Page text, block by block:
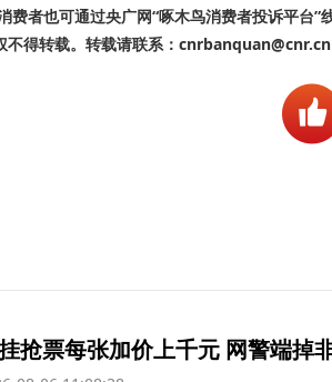
费者也可通过央广网“啄木鸟消费者投诉平台”
不得转载。转载请联系：cnrbanquan@cnr.cn
抢票每张加价上千元 网警端掉